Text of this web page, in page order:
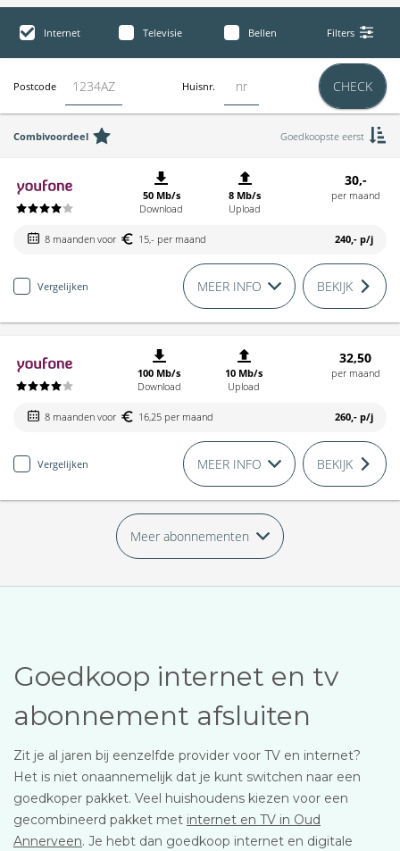
Internet Televisie Bellen Filters
Postcode Huisnr. CHECK
Combivoordeel Goedkoopste eerst
50 Mb/s
Download
8 Mb/s
Upload
30,-
per maand
8 maanden voor 15,- per maand 240,- p/j
Vergelijken MEER INFO BEKIJK
100 Mb/s
Download
10 Mb/s
Upload
32,50
per maand
8 maanden voor 16,25 per maand 260,- p/j
Vergelijken MEER INFO BEKIJK
Meer abonnementen
Goedkoop internet en tv
abonnement afsluiten
Zit je al jaren bij eenzelfde provider voor TV en internet?
Het is niet onaannemelijk dat je kunt switchen naar een
goedkoper pakket. Veel huishoudens kiezen voor een
gecombineerd pakket met internet en TV in Oud
Annerveen. Je hebt dan goedkoop internet en digitale